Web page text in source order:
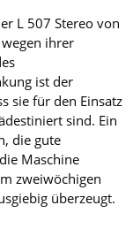
L 507 Stereo von
ihrer
ist der
sie für den Einsatz
sind. Ein
die gute
Maschine
zweiwöchigen
überzeugt.